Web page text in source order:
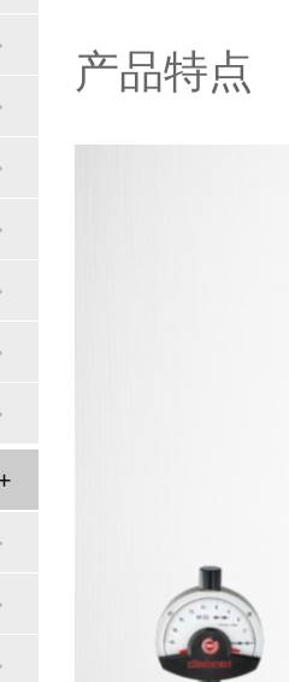
产品特点